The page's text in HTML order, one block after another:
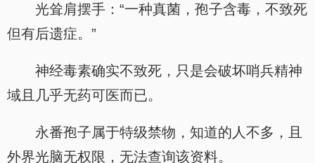
光耸肩摆手：“一种真菌，孢子含毒，不致死
但有后遗症。”
神经毒素确实不致死，只是会破坏哨兵精神
域且几乎无药可医而已。
永番孢子属于特级禁物，知道的人不多，且
外界光脑无权限，无法查询该资料。